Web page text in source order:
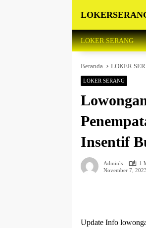
Lowongan
Kerja
dan
Sekitarnya
LOKER SERANG
Beranda LOKER
LOKER SERANG
Insentif
Adminls
1
November 7, 2023
Update Info